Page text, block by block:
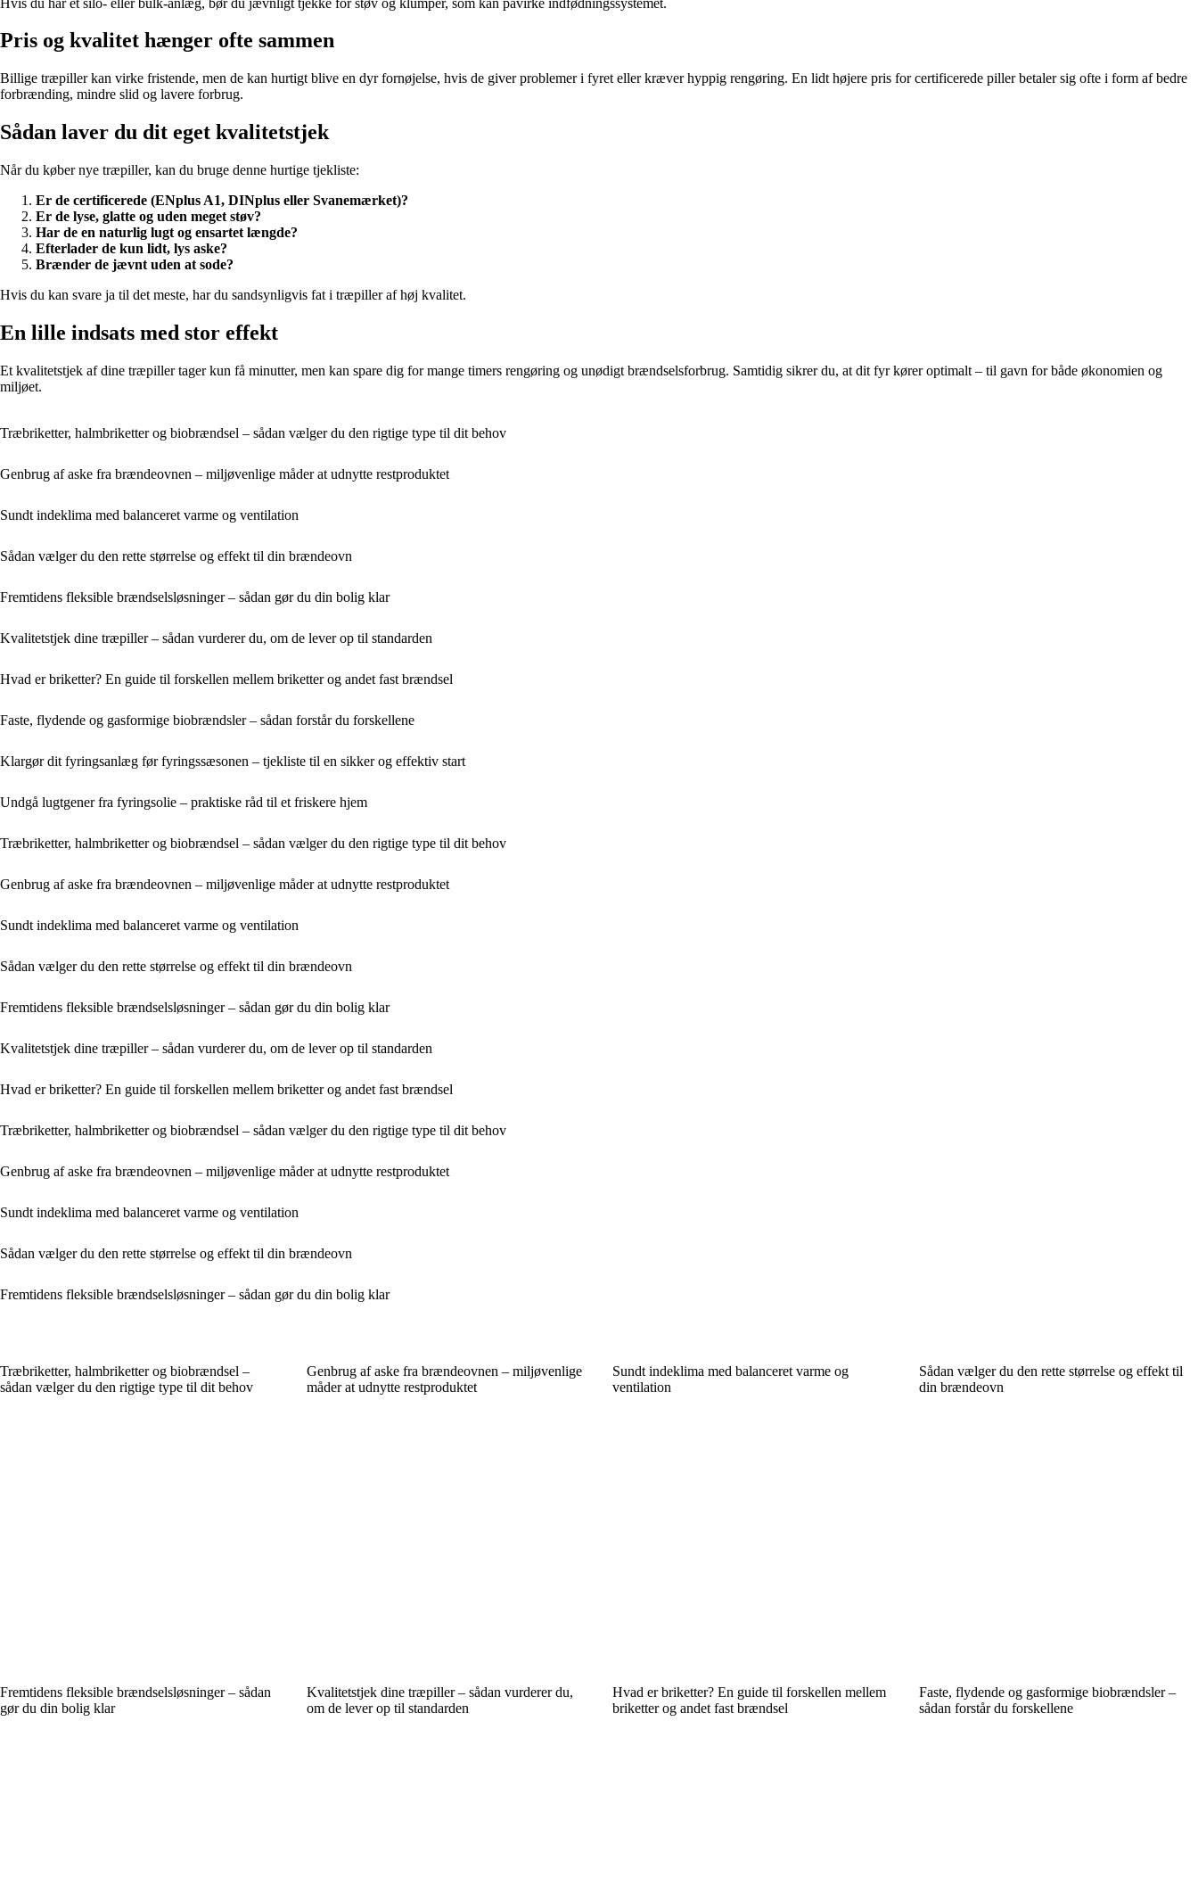
Pris og kvalitet hænger ofte sammen
Billige træpiller kan virke fristende, men de kan hurtigt blive en dyr fornøjelse, hvis de giver problemer i fyret eller kræver hyppig rengøring. En lidt højere pris for certificerede piller betaler sig ofte i form af bedre
forbrænding, mindre slid og lavere forbrug.
Sådan laver du dit eget kvalitetstjek
Når du køber nye træpiller, kan du bruge denne hurtige tjekliste:
Er de certificerede (ENplus A1, DINplus eller Svanemærket)?
Er de lyse, glatte og uden meget støv?
Har de en naturlig lugt og ensartet længde?
Efterlader de kun lidt, lys aske?
Brænder de jævnt uden at sode?
Hvis du kan svare ja til det meste, har du sandsynligvis fat i træpiller af høj kvalitet.
En lille indsats med stor effekt
Et kvalitetstjek af dine træpiller tager kun få minutter, men kan spare dig for mange timers rengøring og unødigt brændselsforbrug. Samtidig sikrer du, at dit fyr kører optimalt – til gavn for både økonomien og
miljøet.
Træbriketter, halmbriketter og biobrændsel – sådan vælger du den rigtige type til dit behov
Genbrug af aske fra brændeovnen – miljøvenlige måder at udnytte restproduktet
Sundt indeklima med balanceret varme og ventilation
Sådan vælger du den rette størrelse og effekt til din brændeovn
Fremtidens fleksible brændselsløsninger – sådan gør du din bolig klar
Kvalitetstjek dine træpiller – sådan vurderer du, om de lever op til standarden
Hvad er briketter? En guide til forskellen mellem briketter og andet fast brændsel
Faste, flydende og gasformige biobrændsler – sådan forstår du forskellene
Klargør dit fyringsanlæg før fyringssæsonen – tjekliste til en sikker og effektiv start
Undgå lugtgener fra fyringsolie – praktiske råd til et friskere hjem
Træbriketter, halmbriketter og biobrændsel – sådan vælger du den rigtige type til dit behov
Genbrug af aske fra brændeovnen – miljøvenlige måder at udnytte restproduktet
Sundt indeklima med balanceret varme og ventilation
Sådan vælger du den rette størrelse og effekt til din brændeovn
Fremtidens fleksible brændselsløsninger – sådan gør du din bolig klar
Kvalitetstjek dine træpiller – sådan vurderer du, om de lever op til standarden
Hvad er briketter? En guide til forskellen mellem briketter og andet fast brændsel
Træbriketter, halmbriketter og biobrændsel – sådan vælger du den rigtige type til dit behov
Genbrug af aske fra brændeovnen – miljøvenlige måder at udnytte restproduktet
Sundt indeklima med balanceret varme og ventilation
Sådan vælger du den rette størrelse og effekt til din brændeovn
Fremtidens fleksible brændselsløsninger – sådan gør du din bolig klar
Træbriketter, halmbriketter og biobrændsel –
sådan vælger du den rigtige type til dit behov
Genbrug af aske fra brændeovnen – miljøvenlige
måder at udnytte restproduktet
Sundt indeklima med balanceret varme og
ventilation
Sådan vælger du den rette størrelse og effekt til
din brændeovn
Fremtidens fleksible brændselsløsninger – sådan
gør du din bolig klar
Kvalitetstjek dine træpiller – sådan vurderer du,
om de lever op til standarden
Hvad er briketter? En guide til forskellen mellem
briketter og andet fast brændsel
Faste, flydende og gasformige biobrændsler –
sådan forstår du forskellene